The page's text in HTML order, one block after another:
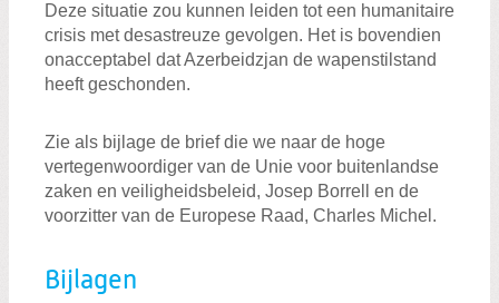
Deze situatie zou kunnen leiden tot een humanitaire
crisis met desastreuze gevolgen. Het is bovendien
onacceptabel dat Azerbeidzjan de wapenstilstand
heeft geschonden.
Zie als bijlage de brief die we naar de hoge
vertegenwoordiger van de Unie voor buitenlandse
zaken en veiligheidsbeleid, Josep Borrell en de
voorzitter van de Europese Raad, Charles Michel.
Bijlagen